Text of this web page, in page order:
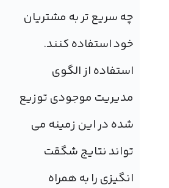
چه سریع تر به مشتریان
خود استفاده کنند.
استفاده از الگوی
مدیریت موجودی توزیع
شده در این زمینه می
تواند نتایج شگقت
انگیزی را به همراه